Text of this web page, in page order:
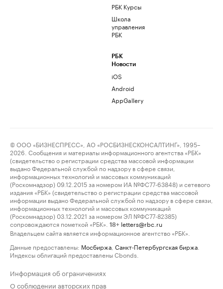
РБК Курсы
Школа
управления
РБК
РБК
Новости
iOS
Android
AppGallery
© ООО «БИЗНЕСПРЕСС», АО «РОСБИЗНЕСКОНСАЛТИНГ», 1995–
2026. Сообщения и материалы информационного агентства «РБК»
(свидетельство о регистрации средства массовой информации
выдано Федеральной службой по надзору в сфере связи,
информационных технологий и массовых коммуникаций
(Роскомнадзор) 09.12.2015 за номером ИА №ФС77-63848) и сетевого
издания «РБК» (свидетельство о регистрации средства массовой
информации выдано Федеральной службой по надзору в сфере связи,
информационных технологий и массовых коммуникаций
(Роскомнадзор) 03.12.2021 за номером ЭЛ №ФС77-82385)
сопровождаются пометкой «РБК».
18+ letters@rbc.ru
Владельцем сайта является информационное агентство «РБК».
Данные предоставлены: Мосбиржа Санкт-Петербургская биржа
Индексы облигаций предоставлены Cbonds.
Информация об ограничениях
О соблюдении авторских прав